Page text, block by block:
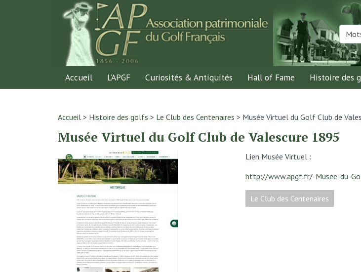
Accueil L’APGF Curiosités & Antiquités Hall of Fame Histoire des
Accueil > Histoire des golfs > Le Club des Centenaires > Musée Virtuel du Golf Club de
Musée Virtuel du Golf Club de Valescure 1895
Lien Musée Virtuel :
http://www.apgf.fr/-Musee-du-
Le Club des Centenaires